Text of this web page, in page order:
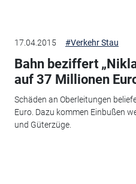
17.04.2015 #Verkehr Stau
Bahn beziffert
auf 37 Millionen
Schäden an Oberleitungen
Euro. Dazu kommen Einbußen
und Güterzüge.